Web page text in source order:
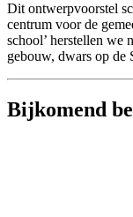
Dit ontwerpvoorstel
centrum voor de
school’ herstellen we
gebouw, dwars op de
Bijkomend